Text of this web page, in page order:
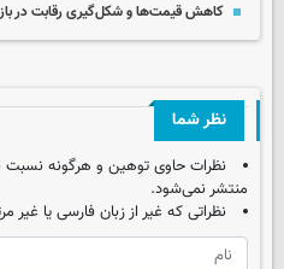
کاهش قیمت‌ها و شکل‌گیری رقابت در
نظر شما
نظرات حاوی توهین و هرگونه
منتشر نمی‌شود.
نظراتی که غیر از زبان فارسی یا غیر